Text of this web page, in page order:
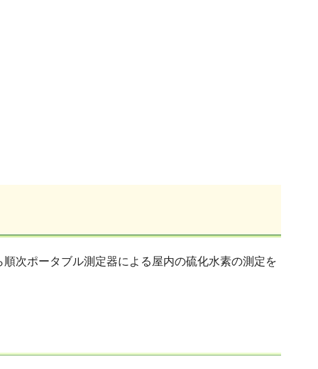
次ポータブル測定器による屋内の硫化水素の測定を